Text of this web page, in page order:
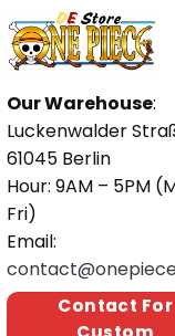
Our Warehouse:
Luckenwalder
61045 Berlin
Hour: 9AM – 5PM
Fri)
Email:
Contact For